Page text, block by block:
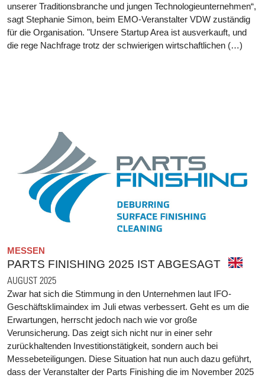
unserer Traditionsbranche und jungen Technologieunternehmen“,
sagt Stephanie Simon, beim EMO-Veranstalter VDW zuständig
für die Organisation. "Unsere Startup Area ist ausverkauft, und
die rege Nachfrage trotz der schwierigen wirtschaftlichen (…)
MESSEN
PARTS FINISHING 2025 IST ABGESAGT
AUGUST 2025
Zwar hat sich die Stimmung in den Unternehmen laut IFO-
Geschäftsklimaindex im Juli etwas verbessert. Geht es um die
Erwartungen, herrscht jedoch nach wie vor große
Verunsicherung. Das zeigt sich nicht nur in einer sehr
zurückhaltenden Investitionstätigkeit, sondern auch bei
Messebeteiligungen. Diese Situation hat nun auch dazu geführt,
dass der Veranstalter der Parts Finishing die im November 2025